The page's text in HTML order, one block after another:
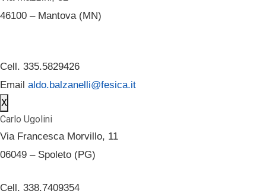
46100 – Mantova (MN)
Cell. 335.5829426
Email aldo.balzanelli@fesica.it
X
Carlo Ugolini
Via Francesca Morvillo, 11
06049 – Spoleto (PG)
Cell. 338.7409354